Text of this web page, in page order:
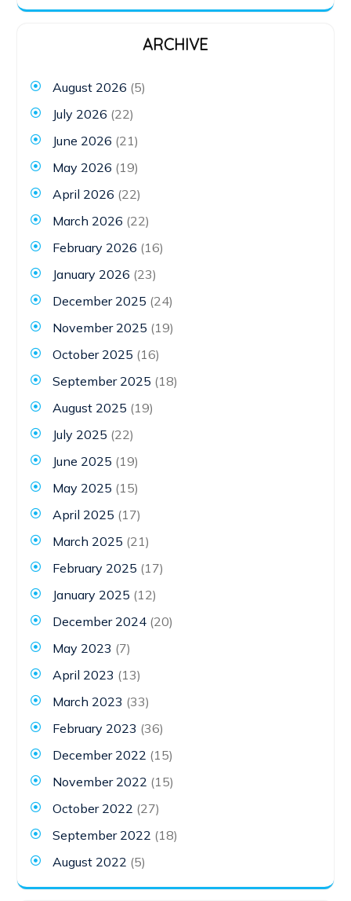
ARCHIVE
August 2026 (5)
July 2026 (22)
June 2026 (21)
May 2026 (19)
April 2026 (22)
March 2026 (22)
February 2026 (16)
January 2026 (23)
December 2025 (24)
November 2025 (19)
October 2025 (16)
September 2025 (18)
August 2025 (19)
July 2025 (22)
June 2025 (19)
May 2025 (15)
April 2025 (17)
March 2025 (21)
February 2025 (17)
January 2025 (12)
December 2024(20)
May 2023 (7)
April 2023 (13)
March 2023 (33)
February 2023 (36)
December 2022 (15)
November 2022 (15)
October 2022 (27)
September 2022 (18)
August 2022 (5)